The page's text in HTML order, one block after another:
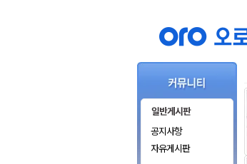
공지사항
자유게시판